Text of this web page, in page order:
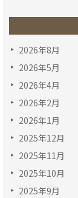
2026年8月
2026年5月
2026年4月
2026年2月
2026年1月
2025年12月
2025年11月
2025年10月
2025年9月